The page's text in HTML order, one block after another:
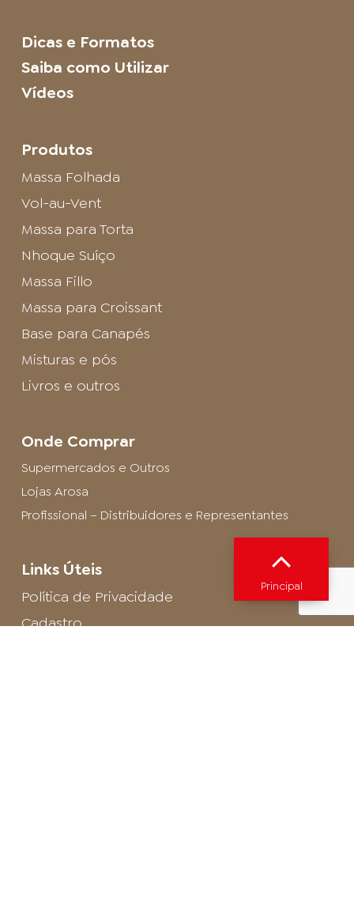
Dicas e Formatos
Saiba como Utilizar
Vídeos
Produtos
Massa Folhada
Vol-au-Vent
Massa para Torta
Nhoque Suíço
Massa Fillo
Massa para Croissant
Base para Canapés
Misturas e pós
Livros e outros
Onde Comprar
Supermercados e Outros
Lojas Arosa
Profissional – Distribuidores e Representantes
Links Úteis
Política de Privacidade
Cadastro
Principal